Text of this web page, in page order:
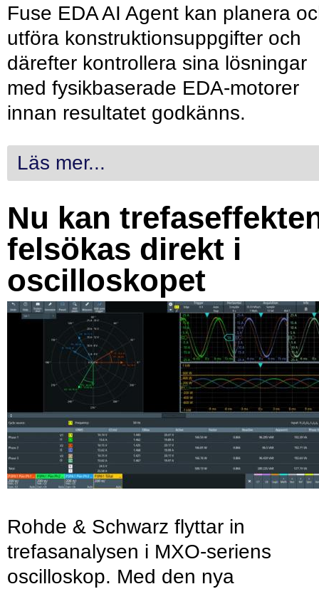
Fuse EDA AI Agent kan planera
utföra konstruktionsuppgifter och
därefter kontrollera sina lösningar
med fysikbaserade EDA-motorer
innan resultatet godkänns.
Läs mer...
Nu kan
felsökas direkt i
oscilloskopet
Rohde & Schwarz flyttar in
trefasanalysen i MXO-seriens
oscilloskop. Med den nya